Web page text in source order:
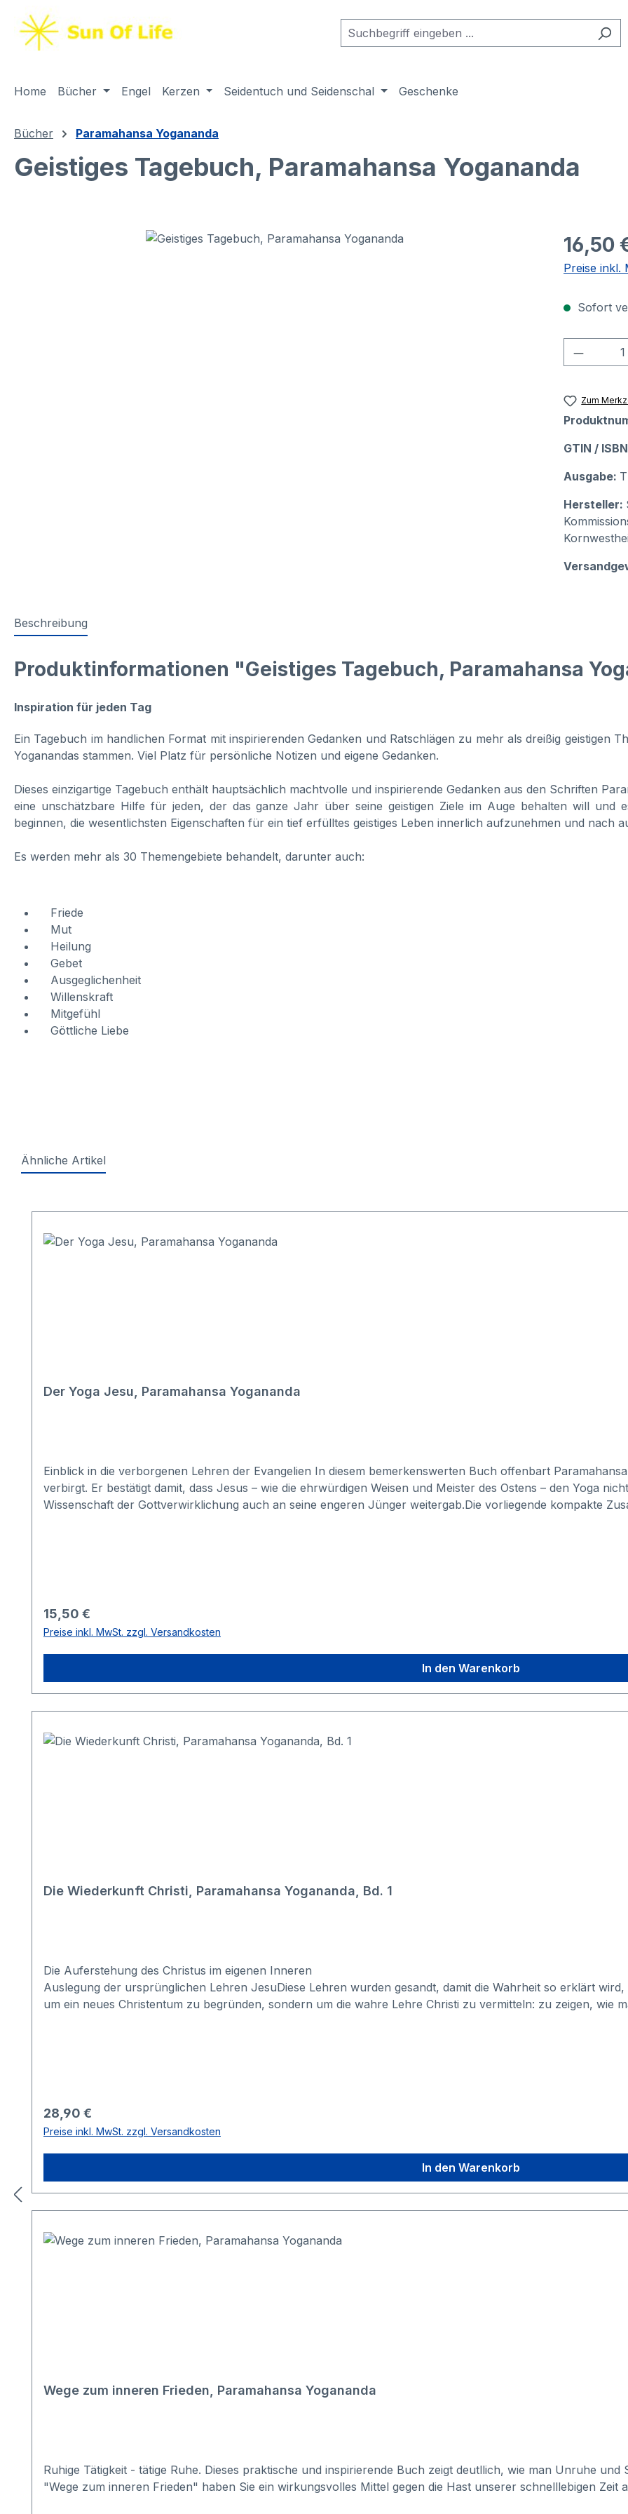
Home Bücher Engel Kerzen Seidentuch und Seidenschal Geschenke
Bücher Paramahansa Yogananda
Geistiges Tagebuch, Paramahansa Yogananda
Bildergalerie überspringen 16,50
Preise inkl.
Sofort
Zum
GTIN /
Ausgabe:
Hersteller:
Beschreibung
Produktinformationen "Geistiges Tagebuch, Paramahansa
Inspiration für jeden Tag
Ein Tagebuch im handlichen Format mit inspirierenden Gedanken und Ratschlägen zu mehr als dreißig geistigen
Yoganandas stammen. Viel Platz für persönliche Notizen und eigene Gedanken.
Dieses einzigartige Tagebuch enthält hauptsächlich machtvolle und inspirierende Gedanken aus den Schriften
eine unschätzbare Hilfe für jeden, der das ganze Jahr über seine geistigen Ziele im Auge behalten will und
beginnen, die wesentlichsten Eigenschaften für ein tief erfülltes geistiges Leben innerlich aufzunehmen und nach
Es werden mehr als 30 Themengebiete behandelt, darunter auch:
Friede
Mut
Heilung
Gebet
Ausgeglichenheit
Willenskraft
Mitgefühl
Göttliche Liebe
Ähnliche Artikel
Der Yoga Jesu, Paramahansa Yogananda
Einblick in die verborgenen Lehren der Evangelien In diesem bemerkenswerten Buch offenbart
verbirgt. Er bestätigt damit, dass Jesus – wie die ehrwürdigen Weisen und Meister des Ostens – den Yoga
Wissenschaft der Gottverwirklichung auch an seine engeren Jünger weitergab.Die vorliegende kompakte
Regulärer Preis:
15,50 €
Preise inkl. MwSt. zzgl. Versandkosten
In den Warenkorb
Die Wiederkunft Christi, Paramahansa Yogananda, Bd. 1
Die Auferstehung des Christus im eigenen Inneren Eine
Auslegung der ursprünglichen Lehren JesuDiese Lehren wurden gesandt, damit die Wahrheit so erklärt
um ein neues Christentum zu begründen, sondern um die wahre Lehre Christi zu vermitteln: zu zeigen, wie
»Hölle« Wie man beten sollte Wie man die heilende Wirkung der Gedanken und der Lebenskraft
Christusbewusstsein erlangen kann Mit vielen farbigen Abbildungen.
Regulärer Preis:
28,90 €
Preise inkl. MwSt. zzgl. Versandkosten
In den Warenkorb
Wege zum inneren Frieden, Paramahansa Yogananda
Ruhige Tätigkeit - tätige Ruhe. Dieses praktische und inspirierende Buch zeigt deutllich, wie man Unruhe
"Wege zum inneren Frieden" haben Sie ein wirkungsvolles Mittel gegen die Hast unserer schnelllebigen Zeit